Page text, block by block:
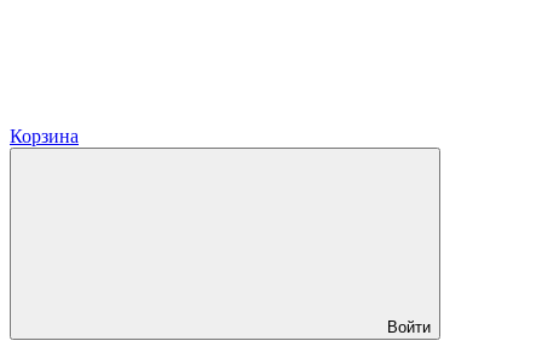
Корзина
Войти